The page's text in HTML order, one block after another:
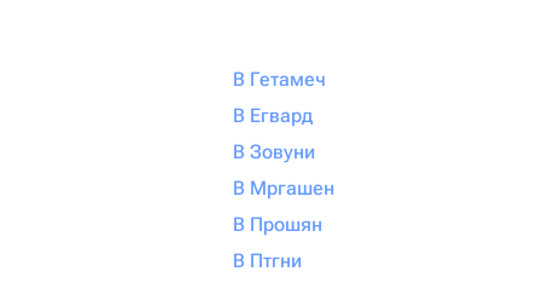
В Гетамеч
В Егвард
В Зовуни
В Мргашен
В Прошян
В Птгни